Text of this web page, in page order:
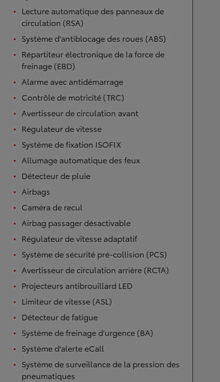
Lecture automatique des panneaux de
circulation (RSA)
Système d'antiblocage des roues (ABS)
Répartiteur électronique de la force de
freinage (EBD)
Alarme avec antidémarrage
Contrôle de motricité (TRC)
Avertisseur de circulation avant
Régulateur de vitesse
Système de fixation ISOFIX
Allumage automatique des feux
Détecteur de pluie
Airbags
Caméra de recul
Airbag passager désactivable
Régulateur de vitesse adaptatif
Système de sécurité pré-collision (PCS)
Avertisseur de circulation arrière (RCTA)
Projecteurs antibrouillard LED
Limiteur de vitesse (ASL)
Détecteur de fatigue
Système de freinage d'urgence (BA)
Système d'alerte eCall
Système de surveillance de la pression des
pneumatiques